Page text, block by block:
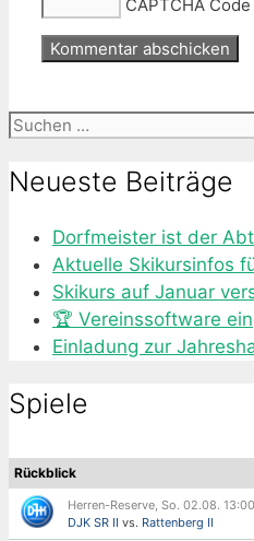
CAPTCHA Code
Suche
Neueste Beiträge
Dorfmeister ist der
Aktuelle Skikursinfos
Skikurs auf Januar
🏆 Vereinssoftware
Einladung zur
Spiele
Rückblick
Herren-Reserve, So. 02.08.
DJK SR II vs. Rattenberg II